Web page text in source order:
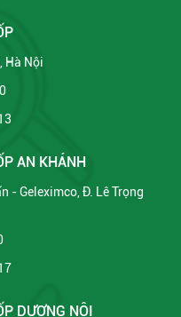
Hà Nội
AN KHÁNH
- Geleximco, Đ. Lê Trọng
DƯƠNG NỘI